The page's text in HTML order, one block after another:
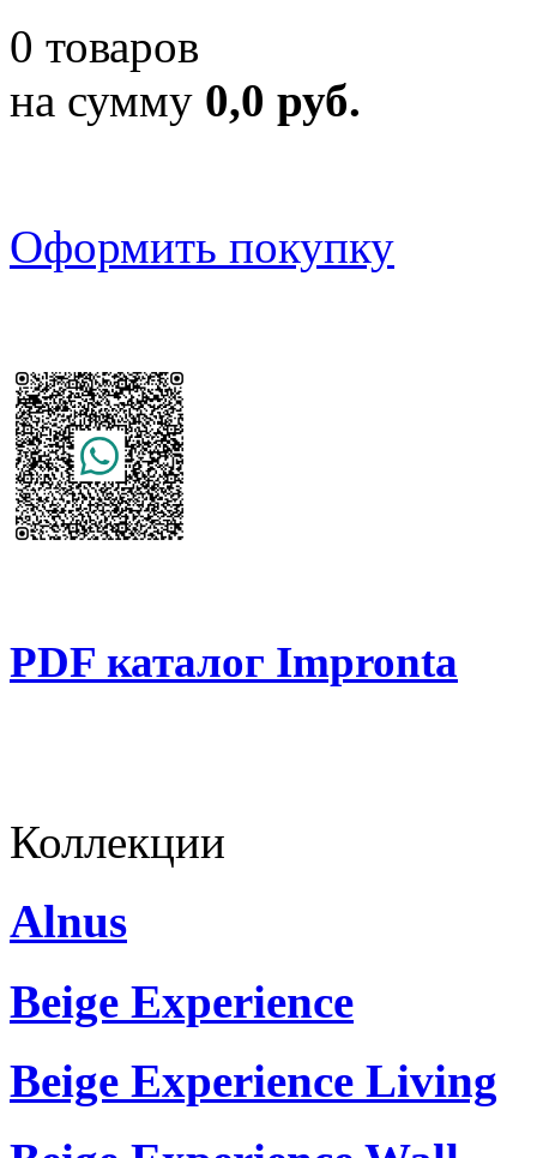
0 товаров
на сумму 0,0 руб.
Оформить покупку
PDF каталог Impronta
Коллекции
Alnus
Beige Experience
Beige Experience Living